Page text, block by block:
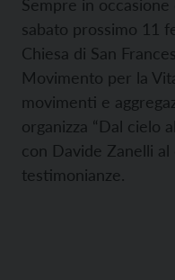
Sempre in occasione
sabato prossimo 11
Chiesa di San
Movimento per la
movimenti e
organizza “Dal cielo
con Davide Zanelli
testimonianze.